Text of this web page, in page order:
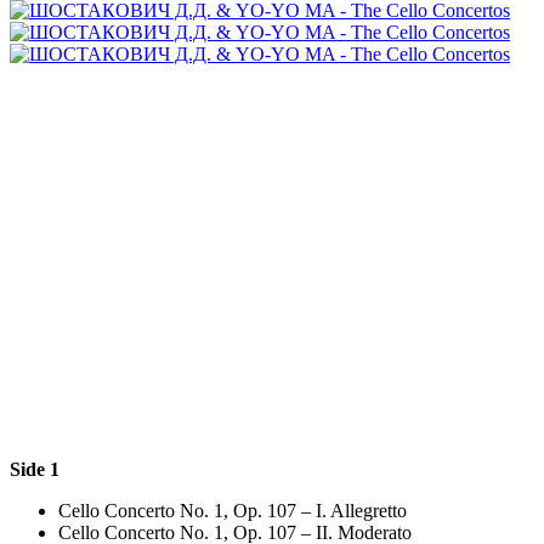
Side 1
Cello Concerto No. 1, Op. 107 – I. Allegretto
Cello Concerto No. 1, Op. 107 – II. Moderato